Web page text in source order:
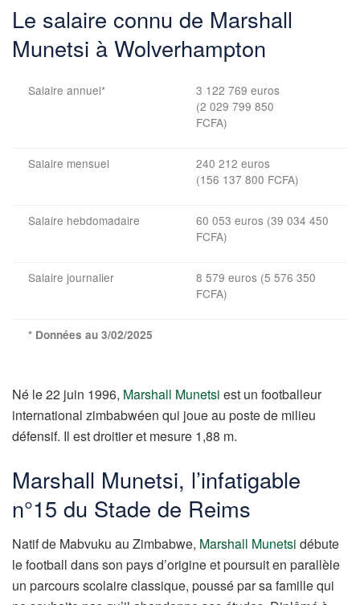
Le salaire connu de Marshall
Munetsi à Wolverhampton
Salaire annuel*
3 122 769 euros
(2 029 799 850
FCFA)
Salaire mensuel
240 212 euros
(156 137 800 FCFA)
Salaire hebdomadaire
60 053 euros (39 034 450
FCFA)
Salaire journalier
8 579 euros (5 576 350
FCFA)
* Données au 3/02/2025
Né le 22 juin 1996, Marshall Munetsi est un footballeur
international zimbabwéen qui joue au poste de milieu
défensif. Il est droitier et mesure 1,88 m.
Marshall Munetsi, l’infatigable
n°15 du Stade de Reims
Natif de Mabvuku au Zimbabwe, Marshall Munetsi débute
le football dans son pays d’origine et poursuit en parallèle
un parcours scolaire classique, poussé par sa famille qui